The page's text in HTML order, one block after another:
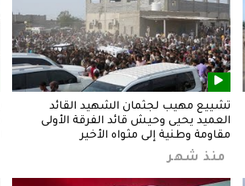
تشييع مهيب لجثمان الشهيد القائد
العميد يحيى وحيش قائد الفرقة الأولى
مقاومة وطنية إلى مثواه الأخير
منذ شهر